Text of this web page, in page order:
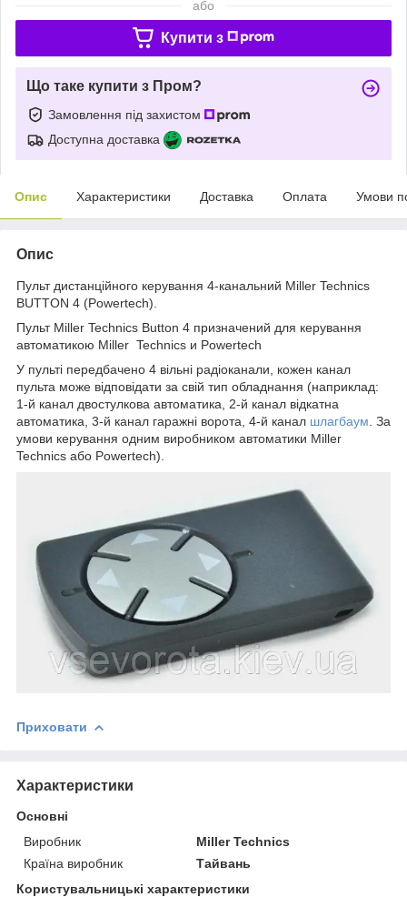
або
Купити з
Що таке купити з Пром?
Замовлення під захистом
Доступна доставка
Опис Характеристики Доставка Оплата Умови
Опис
Пульт дистанційного керування 4-канальний Miller Technics
BUTTON 4 (Powertech).
Пульт Miller Technics Button 4 призначений для керування
автоматикою Miller Technics и Powertech
У пульті передбачено 4 вільні радіоканали, кожен канал
пульта може відповідати за свій тип обладнання (наприклад:
1-й канал двостулкова автоматика, 2-й канал відкатна
автоматика, 3-й канал гаражні ворота, 4-й канал шлагбаум . За
умови керування одним виробником автоматики Miller
Technics або Powertech).
Приховати
Характеристики
Основні
Виробник
Miller Technics
Країна виробник
Тайвань
Користувальницькі характеристики